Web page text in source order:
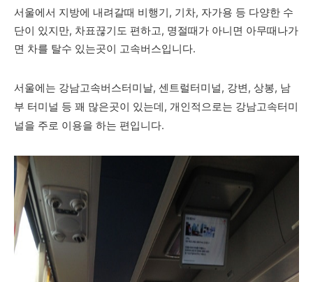
서울에서 지방에 내려갈때 비행기, 기차, 자가용 등 다양한 수
단이 있지만, 차표끊기도 편하고, 명절때가 아니면 아무때나가
면 차를 탈수 있는곳이 고속버스입니다.
서울에는 강남고속버스터미날, 센트럴터미널, 강변, 상봉, 남
부 터미널 등 꽤 많은곳이 있는데, 개인적으로는 강남고속터미
널을 주로 이용을 하는 편입니다.